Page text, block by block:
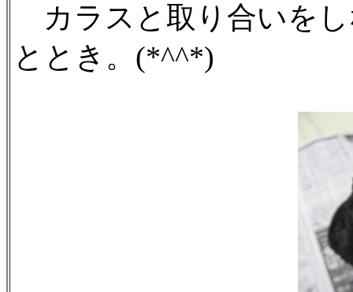
カラスと取り合いを
ととき。(*^^*)